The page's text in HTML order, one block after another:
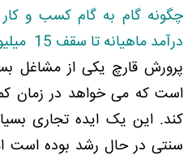
چگونه گام به گام کسب و کار
درآمد ماهیانه تا سقف 15 میلیون تومان داشته باشیم؟
پرورش قارچ یکی از مشاغل
است که می خواهد در زمان
کند. این یک ایده تجاری
سنتی در حال رشد بوده است